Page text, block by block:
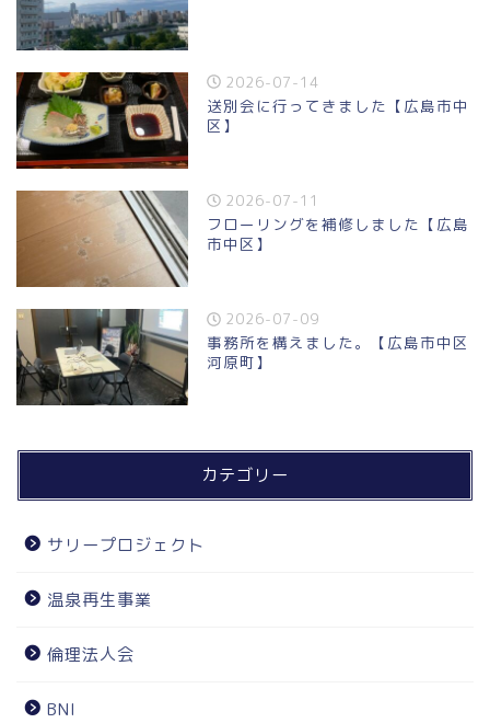
2026-07-14
送別会に行ってきました【広島市中
区】
2026-07-11
フローリングを補修しました【広島
市中区】
2026-07-09
事務所を構えました。【広島市中区
河原町】
カテゴリー
サリープロジェクト
温泉再生事業
倫理法人会
BNI